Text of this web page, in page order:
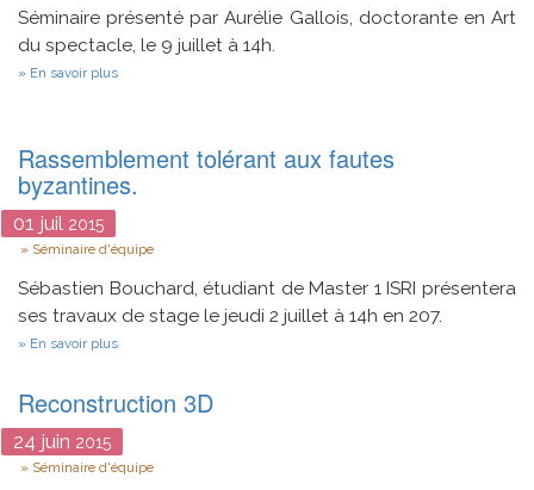
Séminaire présenté par Aurélie Gallois, doctorante en Art
du spectacle, le 9 juillet à 14h.
En savoir plus
les
arts
scène
de
2009
à
nos
Rassemblement tolérant aux fautes
byzantines.
01 juil 2015
Type
Séminaire d'équipe
Sébastien Bouchard, étudiant de Master 1 ISRI présentera
ses travaux de stage le jeudi 2 juillet à 14h en 207.
En savoir plus
aux
fautes
Reconstruction 3D
24 juin 2015
Type
Séminaire d'équipe